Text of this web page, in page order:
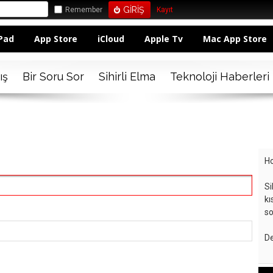
Remember Kayıt
App Store iCloud Apple Tv Mac App Store
Bir Soru Sor Sihirli Elma Teknoloji Haberleri